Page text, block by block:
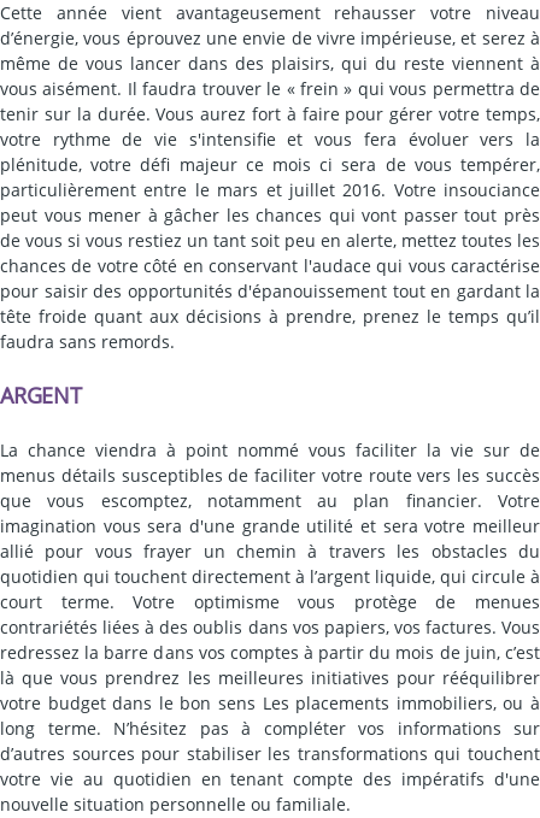
Cette année vient avantageusement rehausser votre niveau
d’énergie, vous éprouvez une envie de vivre impérieuse, et serez à
même de vous lancer dans des plaisirs, qui du reste viennent à
vous aisément. Il faudra trouver le « frein » qui vous permettra de
tenir sur la durée. Vous aurez fort à faire pour gérer votre temps,
votre rythme de vie s'intensifie et vous fera évoluer vers la
plénitude, votre défi majeur ce mois ci sera de vous tempérer,
particulièrement entre le mars et juillet 2016. Votre insouciance
peut vous mener à gâcher les chances qui vont passer tout près
de vous si vous restiez un tant soit peu en alerte, mettez toutes les
chances de votre côté en conservant l'audace qui vous caractérise
pour saisir des opportunités d'épanouissement tout en gardant la
tête froide quant aux décisions à prendre, prenez le temps qu’il
faudra sans remords.
ARGENT
La chance viendra à point nommé vous faciliter la vie sur de
menus détails susceptibles de faciliter votre route vers les succès
que vous escomptez, notamment au plan financier. Votre
imagination vous sera d'une grande utilité et sera votre meilleur
allié pour vous frayer un chemin à travers les obstacles du
quotidien qui touchent directement à l’argent liquide, qui circule à
court terme. Votre optimisme vous protège de menues
contrariétés liées à des oublis dans vos papiers, vos factures. Vous
redressez la barre dans vos comptes à partir du mois de juin, c’est
là que vous prendrez les meilleures initiatives pour rééquilibrer
votre budget dans le bon sens Les placements immobiliers, ou à
long terme. N’hésitez pas à compléter vos informations sur
d’autres sources pour stabiliser les transformations qui touchent
votre vie au quotidien en tenant compte des impératifs d'une
nouvelle situation personnelle ou familiale.